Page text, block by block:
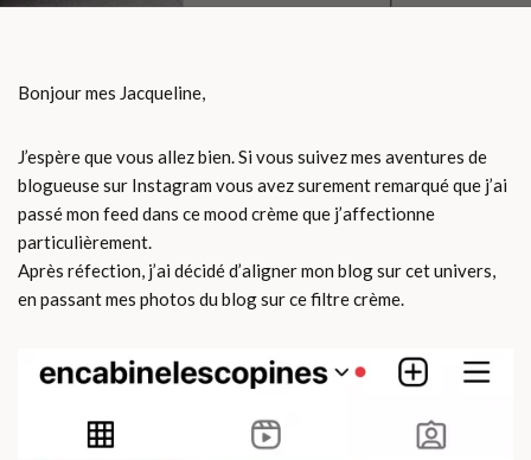
Bonjour mes Jacqueline,
J’espère que vous allez bien. Si vous suivez mes aventures de
blogueuse sur Instagram vous avez surement remarqué que j’ai
passé mon feed dans ce mood crème que j’affectionne
particulièrement.
Après réfection, j’ai décidé d’aligner mon blog sur cet univers,
en passant mes photos du blog sur ce filtre crème.